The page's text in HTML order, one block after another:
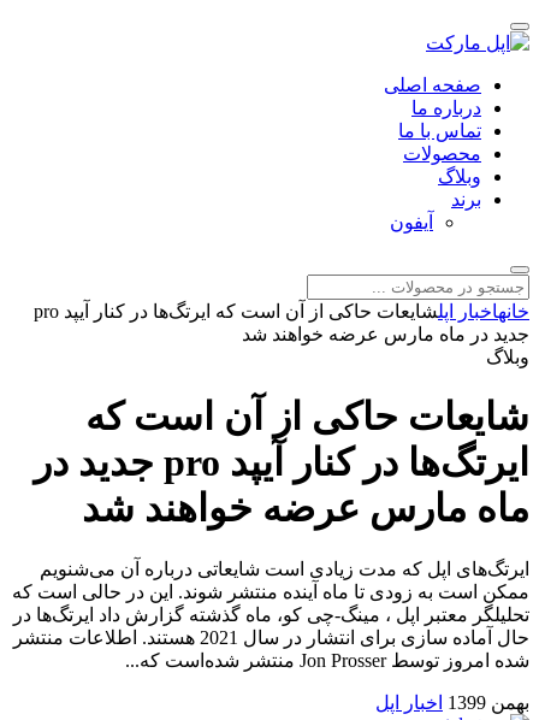
صفحه اصلی
درباره ما
تماس با ما
محصولات
وبلاگ
برند
آیفون
خانهاخبار اپل
شایعات حاکی از آن است که ایرتگ‌ها در کنار آیپد pro
جدید در ماه مارس عرضه خواهند شد
وبلاگ
شایعات حاکی از آن است که
ایرتگ‌ها در کنار آیپد pro جدید در
ماه مارس عرضه خواهند شد
ایرتگ‌های اپل که مدت زیادی است شایعاتی درباره آن می‌شنویم
ممکن است به زودی تا ماه آینده منتشر شوند. این در حالی است که
تحلیلگر معتبر اپل ، مینگ-چی کو، ماه گذشته گزارش داد ایرتگ‌ها در
حال آماده سازی برای انتشار در سال 2021 هستند. اطلاعات منتشر
شده امروز توسط Jon Prosser منتشر شده‌است که...
بهمن 1399 اخبار اپل